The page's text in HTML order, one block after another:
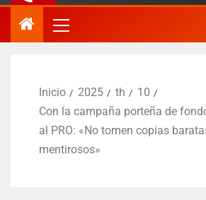
Inicio 2025 th
10
Con la campaña porteña de
al PRO: «No tomen copias
mentirosos»